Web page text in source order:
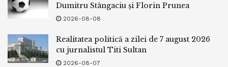
Dumitru Stângaciu și Florin Prunea
2026-08-08
Realitatea politică a zilei de 7 august 2026
cu jurnalistul Titi Sultan
2026-08-07